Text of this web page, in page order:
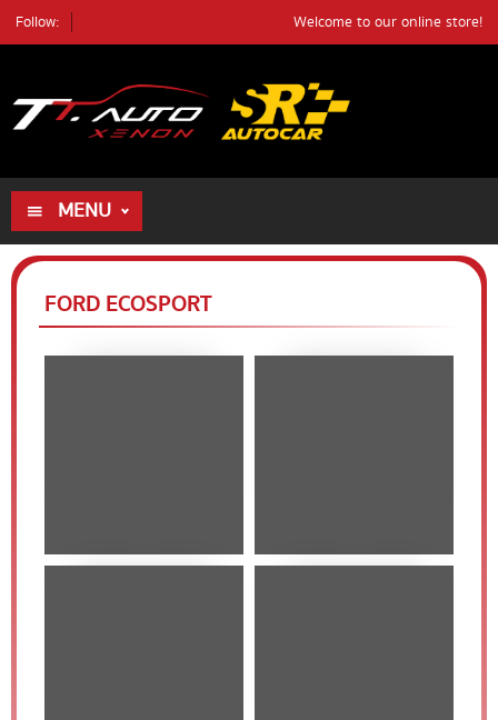
Follow: Welcome to our online store!
MENU
ค้นหา ตัวอย่างรถ
ค้นหา
HOME
ALL PRODUCTS
FORD ECOSPORT